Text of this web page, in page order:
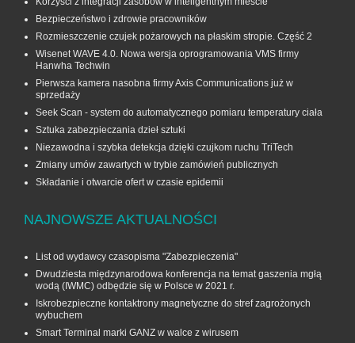
Bezpieczeństwo i zdrowie pracowników
Rozmieszczenie czujek pożarowych na płaskim stropie. Część 2
Wisenet WAVE 4.0. Nowa wersja oprogramowania VMS firmy
Hanwha Techwin
Pierwsza kamera nasobna firmy Axis Communications już w
sprzedaży
Seek Scan - system do automatycznego pomiaru temperatury ciała
Sztuka zabezpieczania dzieł sztuki
Niezawodna i szybka detekcja dzięki czujkom ruchu TriTech
Zmiany umów zawartych w trybie zamówień publicznych
Składanie i otwarcie ofert w czasie epidemii
NAJNOWSZE AKTUALNOŚCI
List od wydawcy czasopisma "Zabezpieczenia"
Dwudziesta międzynarodowa konferencja na temat gaszenia mgłą
wodą (IWMC) odbędzie się w Polsce w 2021 r.
Iskrobezpieczne kontaktrony magnetyczne do stref zagrożonych
wybuchem
Smart Terminal marki GANZ w walce z wirusem